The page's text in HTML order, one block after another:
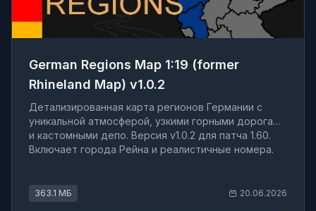
German Regions Map 1:19 (former
Rhineland Map) v1.0.2
Детализированная карта регионов Германии с
уникальной атмосферой, узкими горными дорогами
и кастомными депо. Версия v1.0.2 для патча 1.60.
Включает города Рейна и реалистичные номера.
363.1 МБ 20.06.2026